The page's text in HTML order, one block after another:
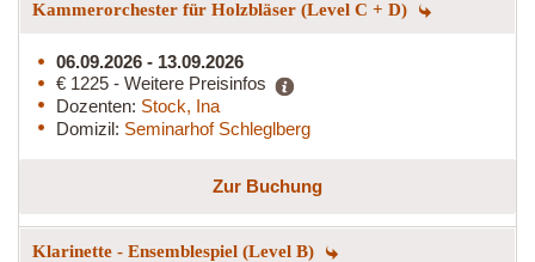
Kammerorchester für Holzbläser (Level C + D)
06.09.2026 - 13.09.2026
€ 1225 - Weitere Preisinfos
Dozenten: Stock, Ina
Domizil: Seminarhof Schleglberg
Zur Buchung
Klarinette - Ensemblespiel (Level B)